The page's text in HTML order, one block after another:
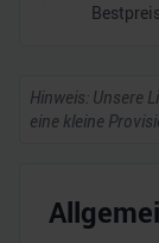
Hinweis: Unsere
eine kleine